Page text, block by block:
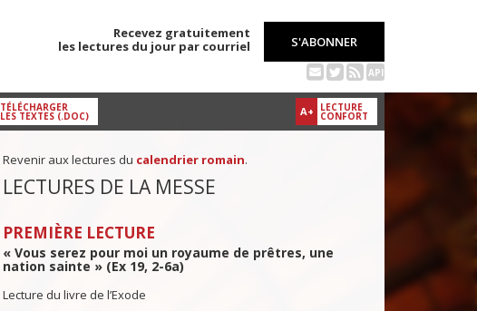
Recevez gratuitement
les lectures du jour par courriel
S'ABONNER
API
A+ LECTURE
CONFORT
TÉLÉCHARGER
LES TEXTES (.DOC)
Revenir aux lectures du calendrier romain.
LECTURES DE LA MESSE
PREMIÈRE LECTURE
« Vous serez pour moi un royaume de prêtres, une
nation sainte » (Ex 19, 2-6a)
Lecture du livre de l’Exode